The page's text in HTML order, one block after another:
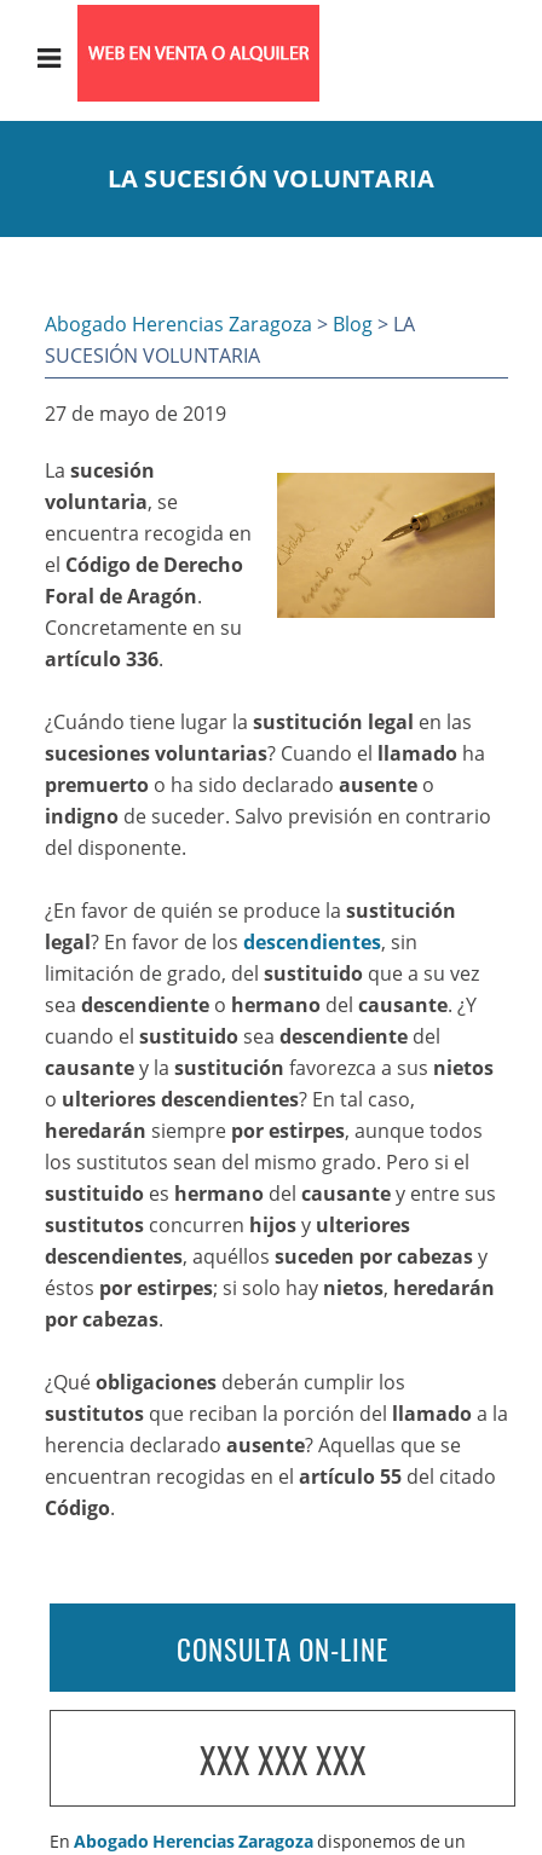
LA SUCESIÓN VOLUNTARIA
Abogado Herencias Zaragoza > Blog> LA
SUCESIÓN VOLUNTARIA
27 de mayo de 2019
Lasucesión
voluntaria, se
encuentra recogida en
el Código de Derecho
Foral de Aragón.
Concretamente en su
artículo 336.
¿Cuándo tiene lugar lasustitución legal en las
sucesiones voluntarias? Cuando el llamado ha
premuerto o ha sido declaradoausente o
indigno de suceder. Salvo previsión en contrario
del disponente.
¿En favor de quién se produce lasustitución
legal? En favor de losdescendientes, sin
limitación de grado, delsustituido que a su vez
seadescendiente o hermano delcausante. ¿Y
cuando elsustituidoseadescendiente del
causantey lasustitución favorezca a sus nietos
o ulteriores descendientes? En tal caso,
heredarán siempre por estirpes, aunque todos
los sustitutos sean del mismo grado. Pero si el
sustituido es hermano delcausantey entre sus
sustitutos concurren hijosy ulteriores
descendientes, aquéllossuceden por cabezasy
éstos por estirpes; si solo hay nietos, heredarán
por cabezas.
¿Quéobligaciones deberán cumplir los
sustitutos que reciban la porción del llamadoa la
herencia declaradoausente? Aquellas que se
encuentran recogidas en elartículo 55 del citado
Código.
CONSULTA ON-LINE
XXX XXX XXX
EnAbogado Herencias Zaragozadisponemos de un